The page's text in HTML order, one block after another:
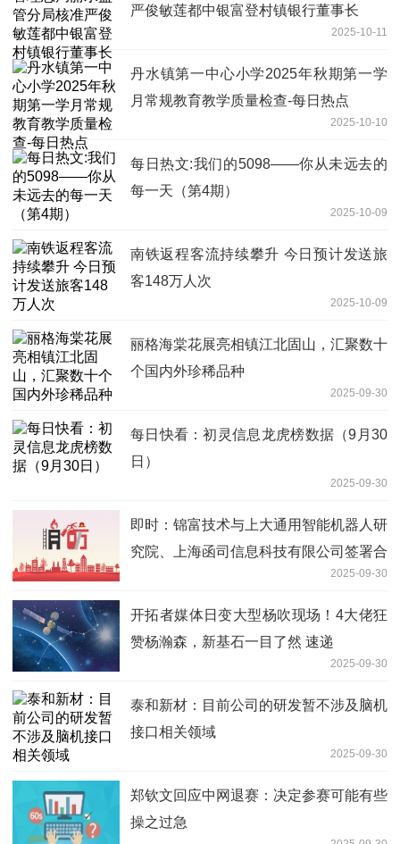
严俊敏莲都中银富登村镇银行董事长
2025-10-11
丹水镇第一中心小学2025年秋期第一学
月常规教育教学质量检查-每日热点
2025-10-10
每日热文:我们的5098——你从未远去的
每一天（第4期）
2025-10-09
南铁返程客流持续攀升 今日预计发送旅
客148万人次
2025-10-09
丽格海棠花展亮相镇江北固山，汇聚数十
个国内外珍稀品种
2025-09-30
每日快看：初灵信息龙虎榜数据（9月30
日）
2025-09-30
即时：锦富技术与上大通用智能机器人研
究院、上海函司信息科技有限公司签署合
2025-09-30
开拓者媒体日变大型杨吹现场！4大佬狂
赞杨瀚森，新基石一目了然 速递
2025-09-30
泰和新材：目前公司的研发暂不涉及脑机
接口相关领域
2025-09-30
郑钦文回应中网退赛：决定参赛可能有些
操之过急